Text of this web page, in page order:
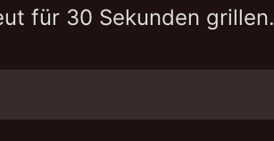
für 30 Sekunden grillen.